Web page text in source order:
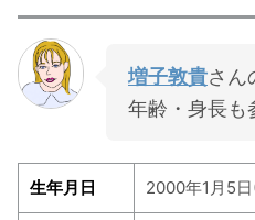
増子敦貴さん
年齢・身長も
生年月日 2000年1月5日